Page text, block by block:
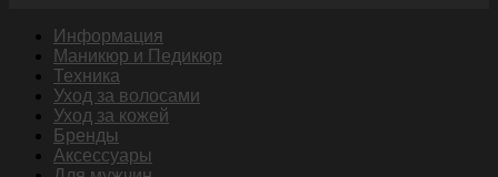
Информация
Маникюр и Педикюр
Техника
Уход за волосами
Уход за кожей
Бренды
Аксессуары